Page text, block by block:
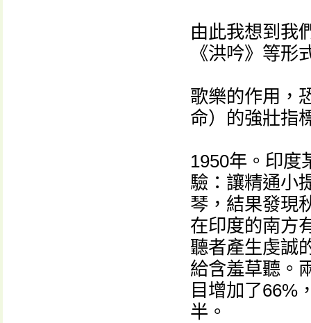
由此我想到我
《洪吟》等形
歌樂的作用，
命）的強壯指
1950年。印度
驗：讓精通小
琴，結果發現
在印度的南方
聽者產生虔誠
給含羞草聽。
目增加了66%
半。